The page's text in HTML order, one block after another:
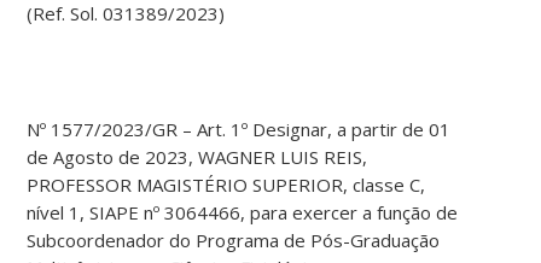
(Ref. Sol. 031389/2023)
Nº 1577/2023/GR – Art. 1º Designar, a partir de 01
de Agosto de 2023, WAGNER LUIS REIS,
PROFESSOR MAGISTÉRIO SUPERIOR, classe C,
nível 1, SIAPE nº 3064466, para exercer a função de
Subcoordenador do Programa de Pós-Graduação